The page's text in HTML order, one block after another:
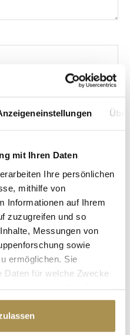
mit Ihren Daten
Ihre persönlichen
mithilfe von
Informationen auf Ihrem
zuzugreifen und so
Messungen von
sowie
ermöglichen. Sie
Daten für welche Zwecke
auf das Privacy
ABSENDEN